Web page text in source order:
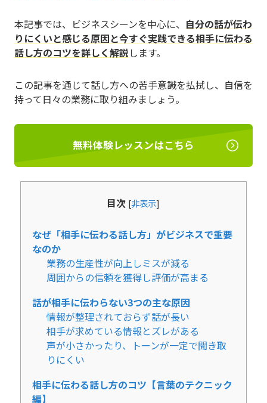
本記事では、ビジネスシーンを中心に、 自分の話が伝わ
りにくいと感じる原因と今すぐ実践できる相手に伝わる
話し方のコツを詳しく解説します。
この記事を通じて話し方への苦手意識を払拭し、自信を
持って日々の業務に取り組みましょう。
無料体験レッスンはこちら
目次 [非表示]
なぜ「相手に伝わる話し方」がビジネスで重要
なのか
業務の生産性が向上しミスが減る
周囲からの信頼を獲得し評価が高まる
話が相手に伝わらない3つの主な原因
情報が整理されておらず話が長い
相手が求めている情報とズレがある
声が小さかったり、トーンが一定で聞き取
りにくい
相手に伝わる話し方のコツ【言葉のテクニック
編】